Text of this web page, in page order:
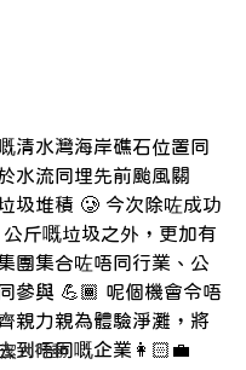
大行動
清水灣海岸礁石位置同
水流同埋先前颱風關
圾堆積 🥲 今次除咗成功
斤嘅垃圾之外，更加有
團集合咗唔同行業、公
參與 💪🏾 呢個機會令唔
親力親為體驗淨灘，將
到唔同嘅企業👩🏻‍💼